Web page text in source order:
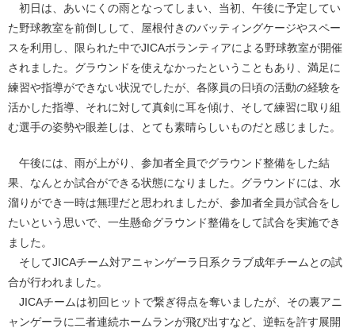
初日は、あいにくの雨となってしまい、当初、午後に予定してい
た野球教室を前倒しして、屋根付きのバッティングケージやスペー
スを利用し、限られた中でJICAボランティアによる野球教室が開催
されました。グラウンドを使えなかったということもあり、満足に
練習や指導ができない状況でしたが、各隊員の日頃の活動の経験を
活かした指導、それに対して真剣に耳を傾け、そして練習に取り組
む選手の姿勢や眼差しは、とても素晴らしいものだと感じました。
午後には、雨が上がり、参加者全員でグラウンド整備をした結
果、なんとか試合ができる状態になりました。グラウンドには、水
溜りができ一時は無理だと思われましたが、参加者全員が試合をし
たいという思いで、一生懸命グラウンド整備をして試合を実施でき
ました。
そしてJICAチーム対アニャンゲーラ日系クラブ成年チームとの試
合が行われました。
JICAチームは初回ヒットで繋ぎ得点を奪いましたが、その裏アニ
ャンゲーラに二者連続ホームランが飛び出すなど、逆転を許す展開